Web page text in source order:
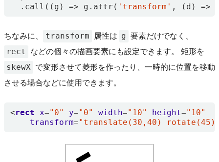
. call (( g ) => g . attr ( 'transform' , ( d ) =>
ちなみに、 transform 属性は g 要素だけでなく、
rect などの個々の描画要素にも設定できます。 矩形を
skewX
で変形させて菱形を作ったり、一時的に位置を移動
させる場合などに使用できます。
<rect x="0" y="0" width="10" height="10"
transform="translate(30,40)